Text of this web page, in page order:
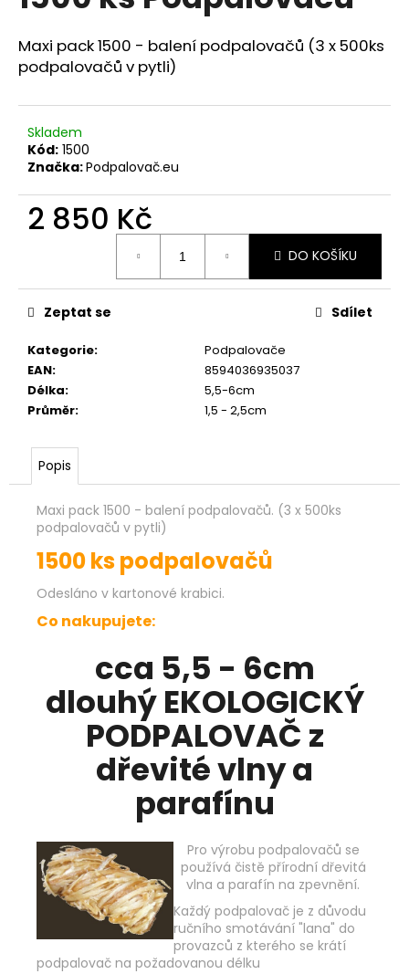
z
5
hvězdiček.
Maxi pack 1500 - balení podpalovačů (3 x 500ks
podpalovačů v pytli)
Skladem
Kód: 1500
Značka:Podpalovač.eu
2 850 Kč
DO KOŠÍKU
Kategorie:
Podpalovače
EAN:
8594036935037
Délka:
5,5-6cm
Průměr: 1,5 - 2,5cm
Zeptat se Sdílet
M
A
Popis
Maxi pack 1500 - balení podpalovačů. (3 x 500ks
podpalovačů v pytli)
1500 ks podpalovačů
Odesláno v kartonové krabici.
Co nakupujete:
cca 5,5 - 6cm
dlouhý EKOLOGICKÝ
PODPALOVAČ z
dřevité vlny a
parafínu
Pro výrobu podpalovačů se
používá čistě přírodní dřevitá
vlna a parafín na zpevnění.
Každý podpalovač je z důvodu
ručního smotávání "lana" do
provazců z kterého se krátí
podpalovač na požadovanou délku
j
í